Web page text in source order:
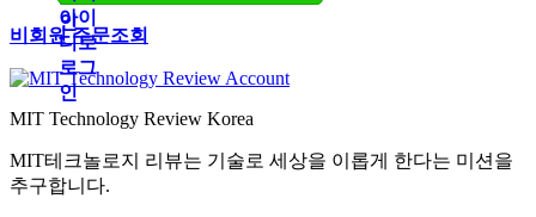
비회원 주문조회
MIT Technology Review Korea
MIT테크놀로지 리뷰는 기술로 세상을 이롭게 한다는 미션을
추구합니다.